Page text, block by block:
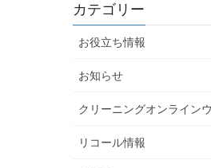
カテゴリー
お役立ち情報
お知らせ
クリーニングオンライン
リコール情報